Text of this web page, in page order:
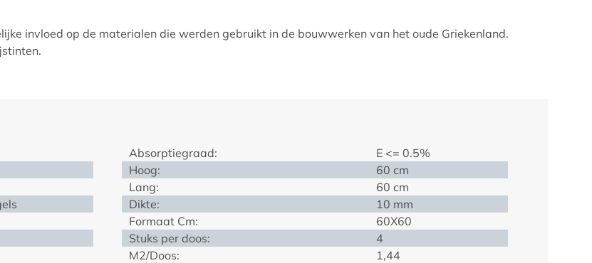
invloed op de materialen die werden gebruikt in de bouwwerken van het oude Griekenland.
Absorptiegraad:
E <= 0.5%
Hoog:
60 cm
Lang:
60 cm
Dikte:
10 mm
Formaat Cm:
60X60
Stuks per doos:
4
M2/Doos:
1,44